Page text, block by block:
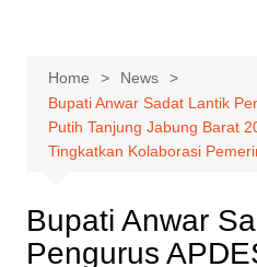
Home
News
Bupati Anwar Sadat Lantik
Putih Tanjung Jabung Barat
Tingkatkan Kolaborasi
Bupati Anwar
Pengurus